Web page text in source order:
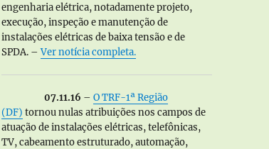
engenharia elétrica, notadamente projeto,
execução, inspeção e manutenção de
instalações elétricas de baixa tensão e de
SPDA. –Ver notícia completa.
07.11.16 – O TRF-1ª Região
(DF) tornou nulas atribuições nos campos de
atuação de instalações elétricas, telefônicas,
TV, cabeamento estruturado, automação,